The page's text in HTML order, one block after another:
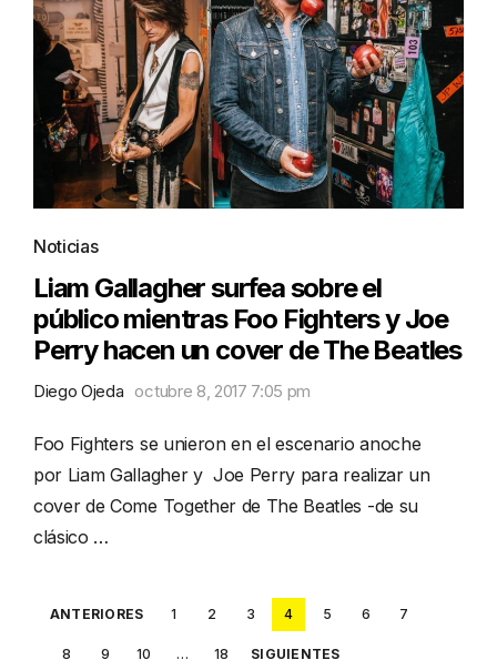
Noticias
Liam Gallagher surfea sobre el
público mientras Foo Fighters y Joe
Perry hacen un cover de The Beatles
Diego Ojeda octubre 8, 2017 7:05 pm
Foo Fighters se unieron en el escenario anoche
por Liam Gallagher y Joe Perry para realizar un
cover de Come Together de The Beatles -de su
clásico …
Posts
pagination
ANTERIORES 1 2 3 4 5 6 7
8 9 10 … 18 SIGUIENTES